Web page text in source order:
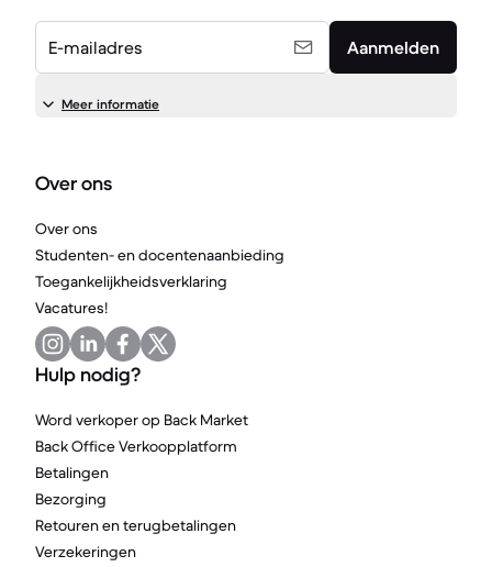
E-mailadres Aanmelden
Meer informatie
Over ons
Over ons
Studenten- en docentenaanbieding
Toegankelijkheidsverklaring
Vacatures!
Hulp nodig?
Word verkoper op Back Market
Back Office Verkoopplatform
Betalingen
Bezorging
Retouren en terugbetalingen
Verzekeringen